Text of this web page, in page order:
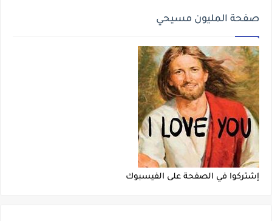
صفحة المليون مسيحي
إشتركوا في الصفحة على الفيسبوك